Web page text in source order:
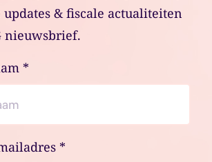
updates & fiscale actualiteiten
nieuwsbrief.
*
*